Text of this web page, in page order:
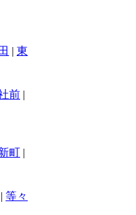
| 東
前 |
町 |
| 等々